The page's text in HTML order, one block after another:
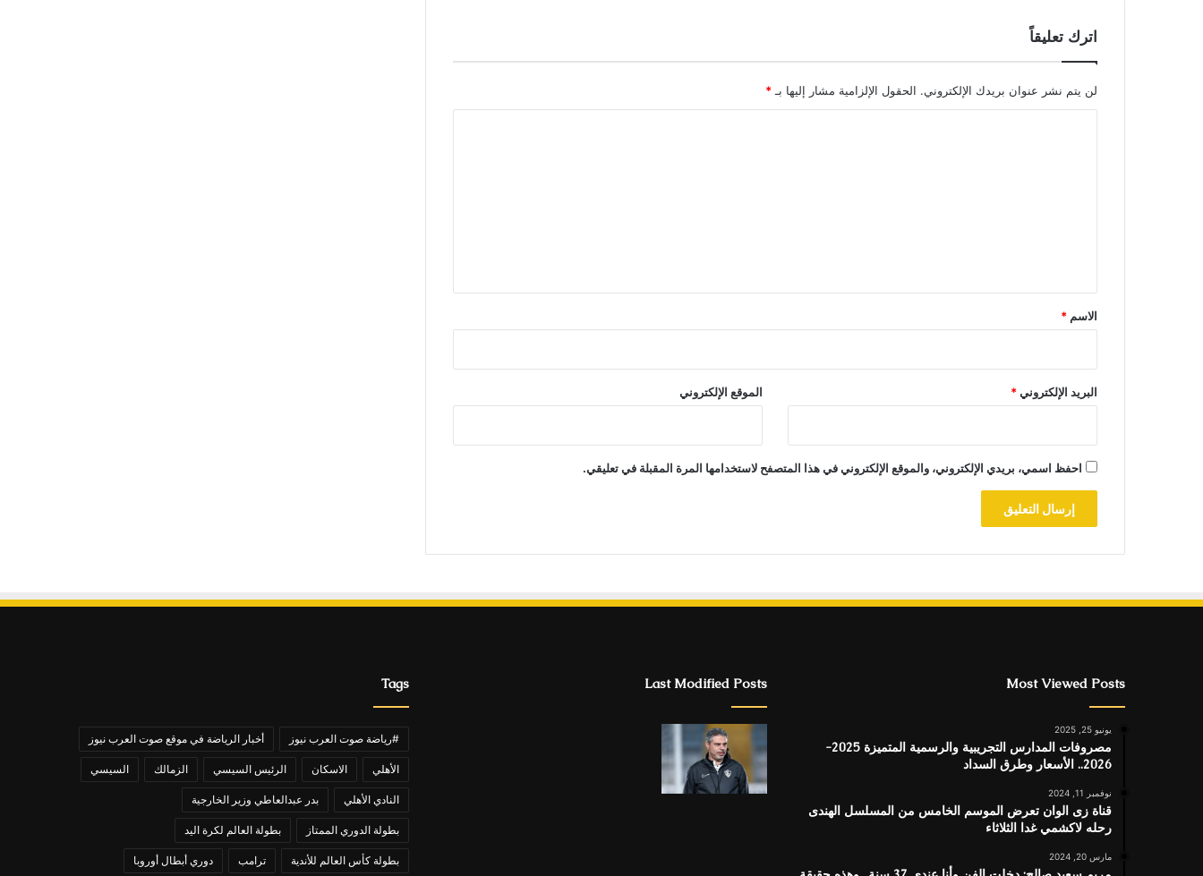
اترك تعليقاً
لن يتم نشر عنوان بريدك الإلكتروني. الحقول الإلزامية مشار إليها بـ *
*
الاسم *
البريد الإلكتروني* الموقع الإلكتروني
احفظ اسمي، بريدي الإلكتروني، والموقع الإلكتروني في هذا المتصفح لاستخدامها المرة المقبلة في تعليقي.
Most Viewed Posts
يونيو 25, 2025
مصروفات المدارس التجريبية والرسمية المتميزة 2025-
2026.. الأسعار وطرق السداد
نوفمبر 11, 2024
قناة زى الوان تعرض الموسم الخامس من المسلسل الهندى
رحله لاكشمي غدا الثلاثاء
مارس 20, 2024
Last Modified Posts
Tags
#رياضة صوت العرب نيوز أخبار الرياضة في موقع صوت العرب نيوز
الأهلي الاسكان الرئيس السيسي الزمالك السيسي
النادي الأهلي بدر عبدالعاطي وزير الخارجية
بطولة الدوري الممتاز بطولة العالم لكرة اليد
بطولة كأس العالم للأندية ترامب دوري أبطال أوروبا